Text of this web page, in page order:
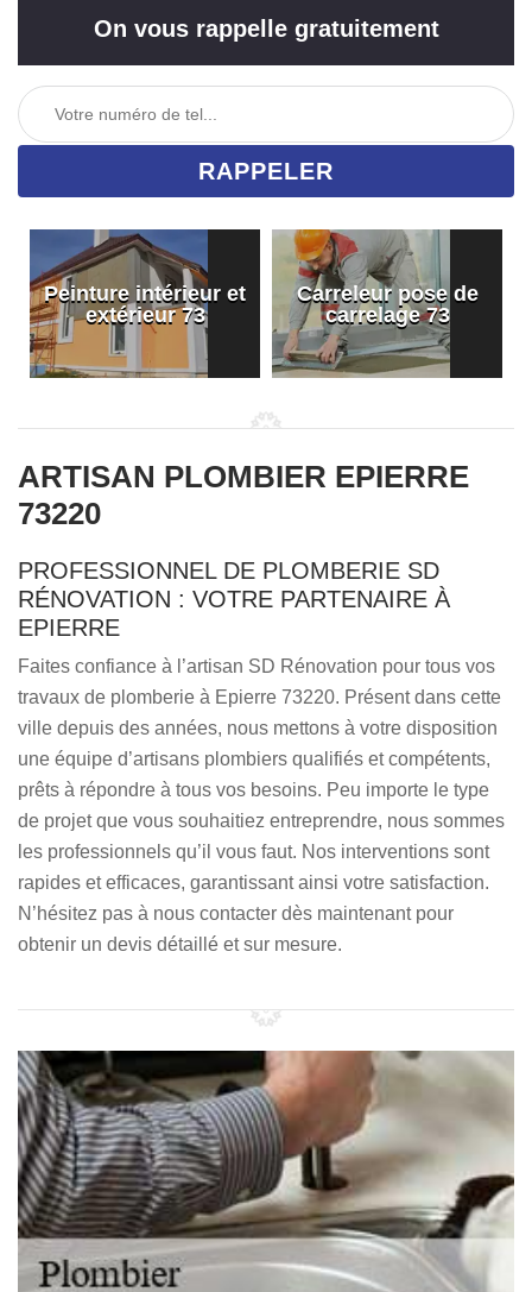
On vous rappelle gratuitement
Peinture intérieur et
extérieur 73
Carreleur pose de
carrelage 73
ARTISAN PLOMBIER EPIERRE
73220
PROFESSIONNEL DE PLOMBERIE SD
RÉNOVATION : VOTRE PARTENAIRE À
EPIERRE
Faites confiance à l’artisan SD Rénovation pour tous vos
travaux de plomberie à Epierre 73220. Présent dans cette
ville depuis des années, nous mettons à votre disposition
une équipe d’artisans plombiers qualifiés et compétents,
prêts à répondre à tous vos besoins. Peu importe le type
de projet que vous souhaitiez entreprendre, nous sommes
les professionnels qu’il vous faut. Nos interventions sont
rapides et efficaces, garantissant ainsi votre satisfaction.
N’hésitez pas à nous contacter dès maintenant pour
obtenir un devis détaillé et sur mesure.